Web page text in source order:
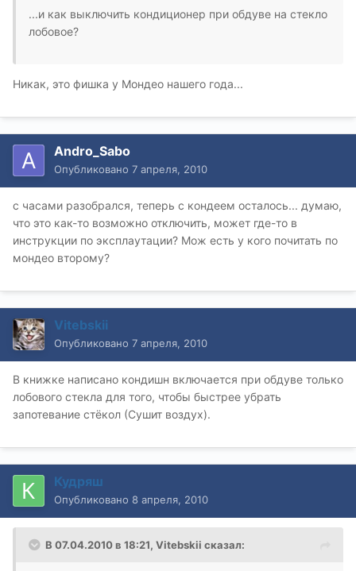
...и как выключить кондиционер при обдуве на стекло
лобовое?
Никак, это фишка у Мондео нашего года...
Andro_Sabo
Опубликовано 7 апреля, 2010
с часами разобрался, теперь с кондеем осталось... думаю,
что это как-то возможно отключить, может где-то в
инcтрукции по эксплаутации? Мож есть у кого почитать по
мондео второму?
Vitebskii
Опубликовано 7 апреля, 2010
В книжке написано кондишн включается при обдуве только
лобового стекла для того, чтобы быстрее убрать
запотевание стёкол (Сушит воздух).
Кудряш
Опубликовано 8 апреля, 2010
В 07.04.2010 в 18:21, Vitebskii сказал: